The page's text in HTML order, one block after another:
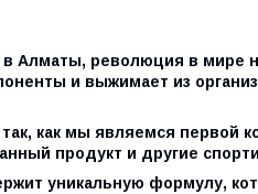
Алматы, революция в мире
и выжимает из
как мы являемся первой
продукт и другие
уникальную формулу,